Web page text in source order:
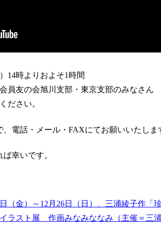
14時よりおよそ1時間
員友の会旭川支部・東京支部のみなさん
ださい。
電話・メール・FAXにてお願いいたしま
幸いです。
日（金）～12月26日（日）、三浦綾子作
ラスト展 作画みなみななみ（主催＝三